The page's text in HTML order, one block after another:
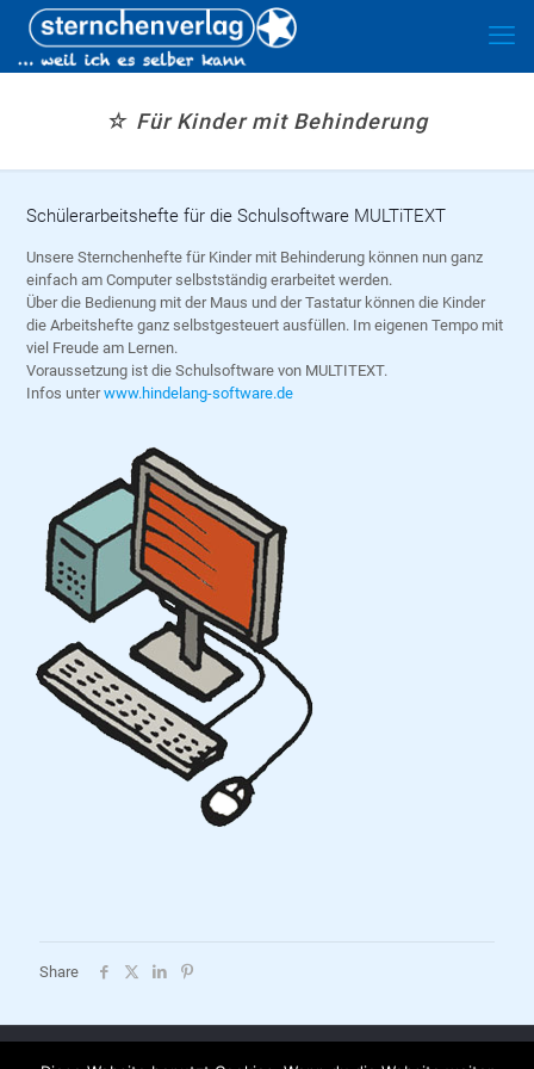
☆ Für Kinder mit Behinderung
Schülerarbeitshefte für die Schulsoftware MULTiTEXT
Unsere Sternchenhefte für Kinder mit Behinderung können nun ganz
einfach am Computer selbstständig erarbeitet werden.
Über die Bedienung mit der Maus und der Tastatur können die Kinder
die Arbeitshefte ganz selbstgesteuert ausfüllen. Im eigenen Tempo mit
viel Freude am Lernen.
Voraussetzung ist die Schulsoftware von MULTITEXT.
Infos unterwww.hindelang-software.de
Share